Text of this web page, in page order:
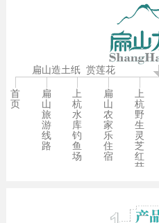
扁山造土纸 赏莲花
首
页
扁
山
旅
游
线
路
上
杭
水
库
钓
鱼
场
扁
山
农
家
乐
住
宿
上
杭
野
生
灵
芝
红
菇